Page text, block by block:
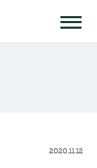
2020.11.12